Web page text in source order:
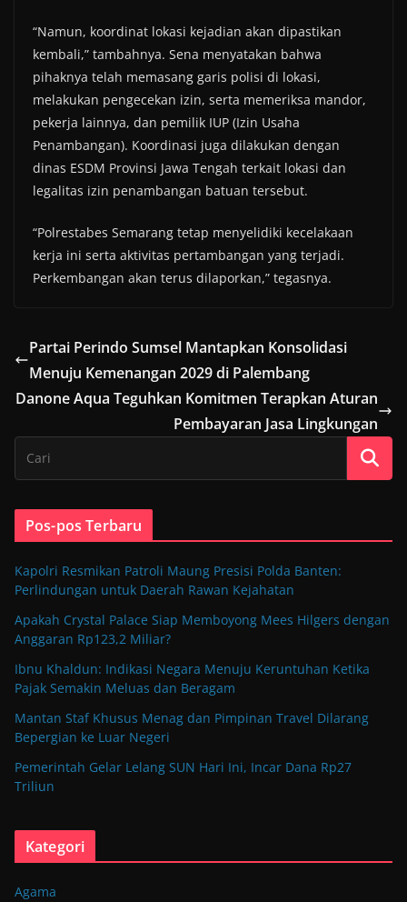
“Namun, koordinat lokasi kejadian akan dipastikan
kembali,” tambahnya. Sena menyatakan bahwa
pihaknya telah memasang garis polisi di lokasi,
melakukan pengecekan izin, serta memeriksa mandor,
pekerja lainnya, dan pemilik IUP (Izin Usaha
Penambangan). Koordinasi juga dilakukan dengan
dinas ESDM Provinsi Jawa Tengah terkait lokasi dan
legalitas izin penambangan batuan tersebut.
“Polrestabes Semarang tetap menyelidiki kecelakaan
kerja ini serta aktivitas pertambangan yang terjadi.
Perkembangan akan terus dilaporkan,” tegasnya.
Partai Perindo Sumsel Mantapkan Konsolidasi
Menuju Kemenangan 2029 di Palembang
Danone Aqua Teguhkan Komitmen Terapkan Aturan
Pembayaran Jasa Lingkungan
Pos-pos Terbaru
Kapolri Resmikan Patroli Maung Presisi Polda Banten:
Perlindungan untuk Daerah Rawan Kejahatan
Apakah Crystal Palace Siap Memboyong Mees Hilgers dengan
Anggaran Rp123,2 Miliar?
Ibnu Khaldun: Indikasi Negara Menuju Keruntuhan Ketika
Pajak Semakin Meluas dan Beragam
Mantan Staf Khusus Menag dan Pimpinan Travel Dilarang
Bepergian ke Luar Negeri
Pemerintah Gelar Lelang SUN Hari Ini, Incar Dana Rp27
Triliun
Kategori
Agama